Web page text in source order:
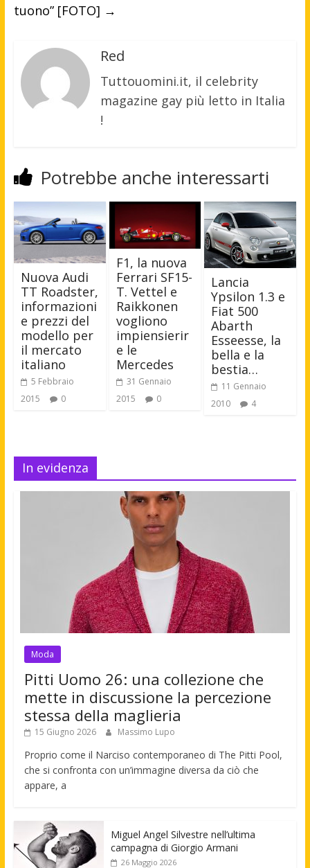
tuono” [FOTO] →
Red
Tuttouomini.it, il celebrity
magazine gay più letto in Italia
!
Potrebbe anche interessarti
Nuova Audi
TT Roadster,
informazioni
e prezzi del
modello per
il mercato
italiano
5 Febbraio
2015
0
F1, la nuova
Ferrari SF15-
T. Vettel e
Raikkonen
vogliono
impiensierir
e le
Mercedes
31 Gennaio
2015
0
Lancia
Ypsilon 1.3 e
Fiat 500
Abarth
Esseesse, la
bella e la
bestia…
11 Gennaio
2010
4
In evidenza
Moda
Pitti Uomo 26: una collezione che
mette in discussione la percezione
stessa della maglieria
15 Giugno 2026 Massimo Lupo
Proprio come il Narciso contemporaneo di The Pitti Pool,
che si confronta con un’immagine diversa da ciò che
appare, a
Miguel Angel Silvestre nell’ultima
campagna di Giorgio Armani
26 Maggio 2026